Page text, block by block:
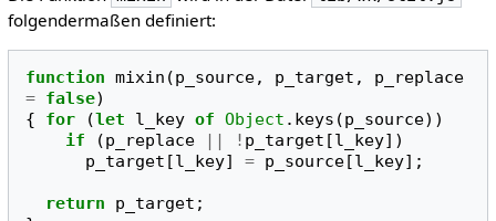
folgendermaßen definiert:
function mixin (p_source, p_target ,
p_replace
= false)
{
for (let l_key of Object . keys (p_source))
if
(p_replace || ! p_target [l_key])
p_target [l_key] = p_source[l_key];
return p_target ;